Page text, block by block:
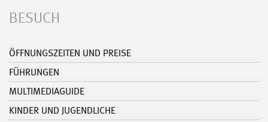
BESUCH
ÖFFNUNGSZEITEN UND PREISE
FÜHRUNGEN
MULTIMEDIAGUIDE
KINDER UND JUGENDLICHE